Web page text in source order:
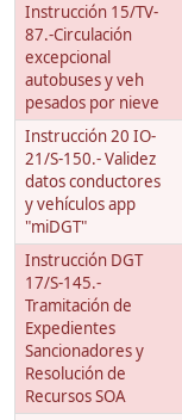
Instrucción 15/TV-
87.-Circulación
excepcional
autobuses y veh
pesados por nieve
Instrucción 20 IO-
21/S-150.- Validez
datos conductores
y vehículos app
"miDGT"
Instrucción DGT
17/S-145.-
Tramitación de
Expedientes
Sancionadores y
Resolución de
Recursos SOA